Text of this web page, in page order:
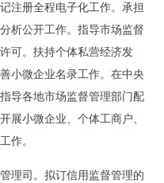
注册全程电子化工作。承担
析公开工作。指导市场监督
可。扶持个体私营经济发
小微企业名录工作。在中央
导各地市场监督管理部门配
展小微企业、个体工商户、
作。
管理司。拟订信用监督管理的